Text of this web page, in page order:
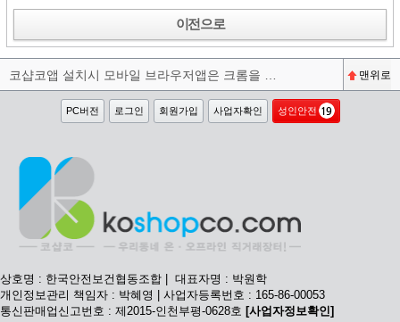
이전으로
맨위로
PC버전 로그인 회원가입 사업자확인 성인안전
상호명 : 한국안전보건협동조합 | 대표자명 : 박원학
개인정보관리 책임자 : 박혜영 | 사업자등록번호 : 165-86-00053
통신판매업신고번호 : 제2015-인천부평-0628호 [사업자정보확인]